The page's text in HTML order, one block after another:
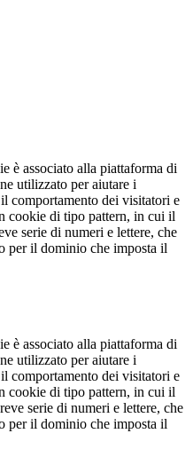
è associato alla piattaforma di
utilizzato per aiutare i
comportamento dei visitatori e
cookie di tipo pattern, in cui il
serie di numeri e lettere, che
per il dominio che imposta il
è associato alla piattaforma di
utilizzato per aiutare i
comportamento dei visitatori e
cookie di tipo pattern, in cui il
serie di numeri e lettere, che
per il dominio che imposta il